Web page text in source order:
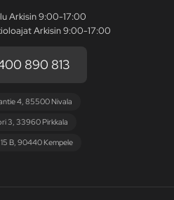
Arkisin 9:00-17:00
Arkisin 9:00-17:00
890 813
4, 85500 Nivala
3, 33960 Pirkkala
B, 90440 Kempele